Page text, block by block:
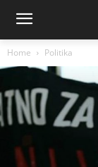
Home Politika